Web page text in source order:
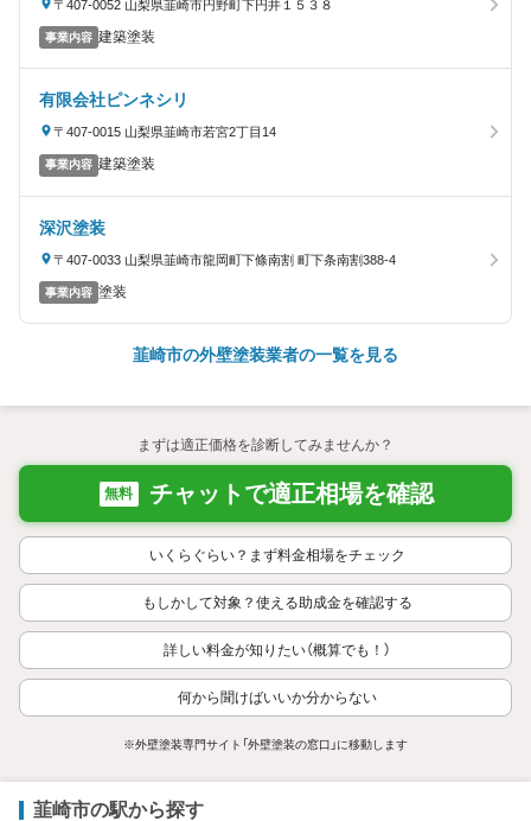
〒407-0052 山梨県韮崎市円野町下円井１５３８
事業内容 建築塗装
有限会社ピンネシリ
〒407-0015 山梨県韮崎市若宮2丁目14
事業内容 建築塗装
深沢塗装
〒407-0033 山梨県韮崎市龍岡町下條南割 町下条南割388-4
事業内容 塗装
韮崎市の外壁塗装業者の一覧を見る
まずは適正価格を診断してみませんか？
無料 チャットで適正相場を確認
いくらぐらい？まず料金相場をチェック
もしかして対象？使える助成金を確認する
詳しい料金が知りたい（概算でも！）
何から聞けばいいか分からない
※外壁塗装専門サイト「外壁塗装の窓口」に移動します
韮崎市の駅から探す